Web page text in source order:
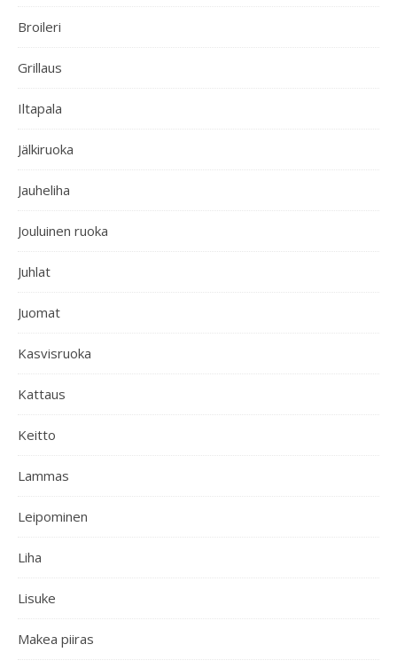
Broileri
Grillaus
Iltapala
Jälkiruoka
Jauheliha
Jouluinen ruoka
Juhlat
Juomat
Kasvisruoka
Kattaus
Keitto
Lammas
Leipominen
Liha
Lisuke
Makea piiras